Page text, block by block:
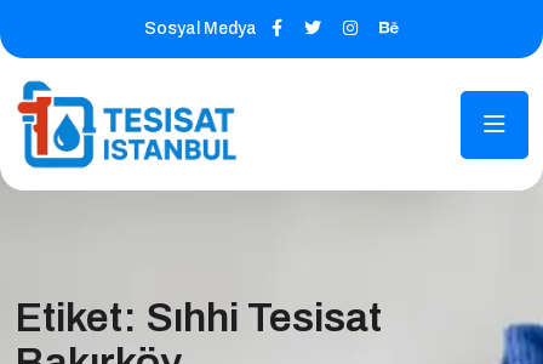
Sosyal Medya
Etiket: Sıhhi Tesisat